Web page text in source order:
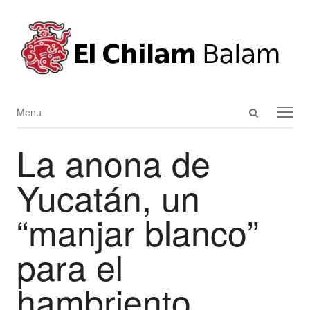
Open
Menu
Menu
La anona de
Yucatán, un
“manjar blanco”
para el